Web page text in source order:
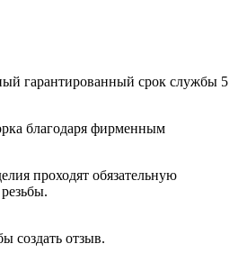
гарантированный срок службы 5
благодаря фирменным
проходят обязательную
создать отзыв.